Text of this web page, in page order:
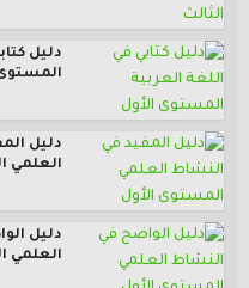
دليل
دليل
العلمي
دليل
العلمي